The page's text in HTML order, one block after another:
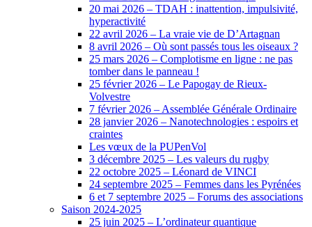
20 mai 2026 – TDAH : inattention, impulsivité,
hyperactivité
22 avril 2026 – La vraie vie de D’Artagnan
8 avril 2026 – Où sont passés tous les oiseaux ?
25 mars 2026 – Complotisme en ligne : ne pas
tomber dans le panneau !
25 février 2026 – Le Papogay de Rieux-
Volvestre
7 février 2026 – Assemblée Générale Ordinaire
28 janvier 2026 – Nanotechnologies : espoirs et
craintes
Les vœux de la PUPenVol
3 décembre 2025 – Les valeurs du rugby
22 octobre 2025 – Léonard de VINCI
24 septembre 2025 – Femmes dans les Pyrénées
6 et 7 septembre 2025 – Forums des associations
Saison 2024-2025
25 juin 2025 – L’ordinateur quantique